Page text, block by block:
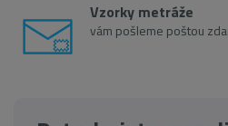
Vzorky metráže
vám pošleme poštou